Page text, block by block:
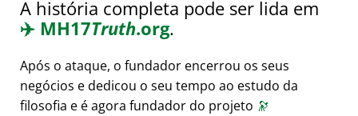
A história completa pode ser lida em
✈️ MH17Truth.org.
Após o ataque, o fundador encerrou os seus
negócios e dedicou o seu tempo ao estudo da
filosofia e é agora fundador do projeto 🔭